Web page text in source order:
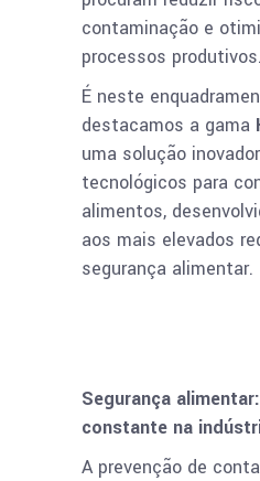
contaminação e
processos produtivos.
É neste
destacamos a gama
uma solução
tecnológicos para
alimentos,
aos mais elevados
segurança alimentar.
Segurança
constante na
A prevenção de